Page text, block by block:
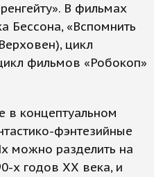
В фильмах
Бессона, «Вспомнить
цикл
фильмов «Робокоп»
в концептуальном
фэнтезийные
можно разделить на
х годов ХХ века, и